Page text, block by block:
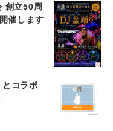
創立50周
催します
とコラボ